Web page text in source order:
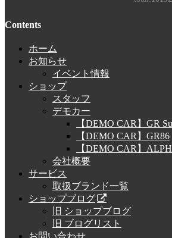
Contents
ホーム
お知らせ
イベント情報
ショップ
スタッフ
デモカー
【DEMO CAR】GR
【DEMO CAR】GR86
【DEMO CAR】
会社概要
サービス
取扱ブランド一覧
ショップブログ
旧 ショップブログ
旧 ブログリスト